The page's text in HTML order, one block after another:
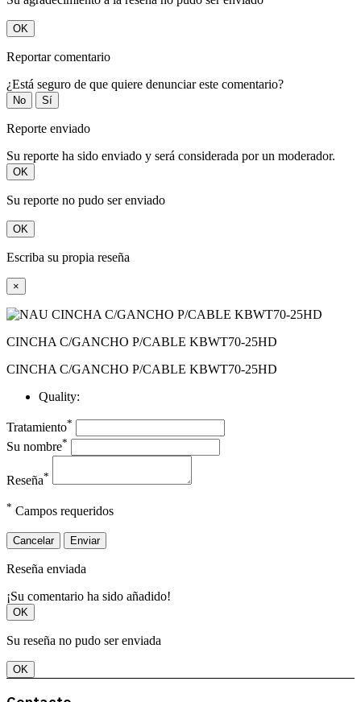
OK
Reportar comentario
¿Está seguro de que quiere denunciar este comentario?
No Sí
Reporte enviado
Su reporte ha sido enviado y será considerada por un moderador.
OK
Su reporte no pudo ser enviado
OK
Escriba su propia reseña
×
CINCHA C/GANCHO P/CABLE KBWT70-25HD
CINCHA C/GANCHO P/CABLE KBWT70-25HD
Quality:
Tratamiento*
Su nombre*
Reseña*
* Campos requeridos
Cancelar Enviar
Reseña enviada
¡Su comentario ha sido añadido!
OK
Su reseña no pudo ser enviada
OK